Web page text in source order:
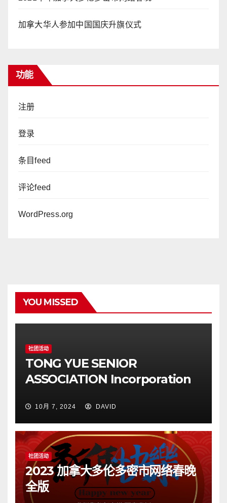
加拿大华人参加中国国庆升旗仪式
功能
注册
登录
条目feed
评论feed
WordPress.org
YOU MISSED
社团活动
TONG YUE SENIOR
ASSOCIATION Incorporation
10月 7, 2024 DAVID
社团活动
2023 加拿大多伦多密市网络春晚
全版